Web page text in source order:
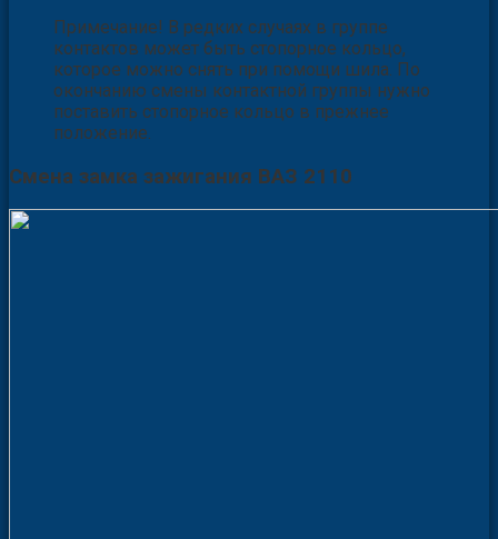
Примечание! В редких случаях в группе
контактов может быть стопорное кольцо,
которое можно снять при помощи шила. По
окончанию смены контактной группы нужно
поставить стопорное кольцо в прежнее
положение.
Смена замка зажигания ВАЗ 2110